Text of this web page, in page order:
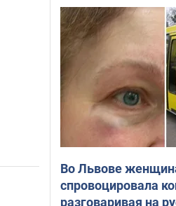
Во Львове
спровоцировала
разговаривая на